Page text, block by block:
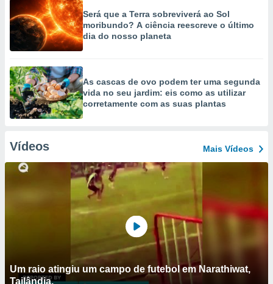
Será que a Terra sobreviverá ao Sol
moribundo? A ciência reescreve o último
dia do nosso planeta
As cascas de ovo podem ter uma segunda
vida no seu jardim: eis como as utilizar
corretamente com as suas plantas
Vídeos Mais Vídeos
Um raio atingiu um campo de futebol em Narathiwat,
Tailândia.